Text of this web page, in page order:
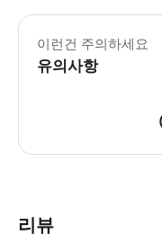
이런건 주의하세요
유의사항
리뷰